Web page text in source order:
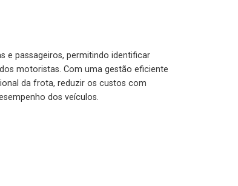
e passageiros, permitindo identificar
motoristas. Com uma gestão eficiente
da frota, reduzir os custos com
dos veículos.